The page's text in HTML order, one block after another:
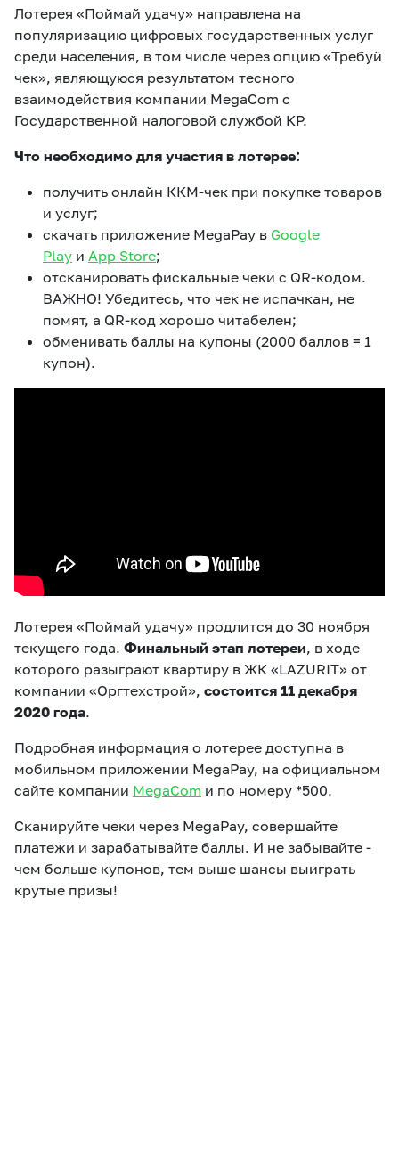
Лотерея «Поймай удачу» направлена на
популяризацию цифровых государственных услуг
среди населения, в том числе через опцию «Требуй
чек», являющуюся результатом тесного
взаимодействия компании MegaCom c
Государственной налоговой службой КР.
Что необходимо для участия в лотерее:
получить онлайн ККМ-чек при покупке товаров
и услуг;
скачать приложение MegaPay в Google
Play и App Store;
отсканировать фискальные чеки с QR-кодом.
ВАЖНО! Убедитесь, что чек не испачкан, не
помят, а QR-код хорошо читабелен;
обменивать баллы на купоны (2000 баллов = 1
купон).
Лотерея «Поймай удачу» продлится до 30 ноября
текущего года. Финальный этап лотереи, в ходе
которого разыграют квартиру в ЖК «LAZURIT» от
компании «Оргтехстрой», состоится 11 декабря
2020 года.
Подробная информация о лотерее доступна в
мобильном приложении MegaPay, на официальном
сайте компании MegaCom и по номеру *500.
Сканируйте чеки через MegaPay, совершайте
платежи и зарабатывайте баллы. И не забывайте -
чем больше купонов, тем выше шансы выиграть
крутые призы!